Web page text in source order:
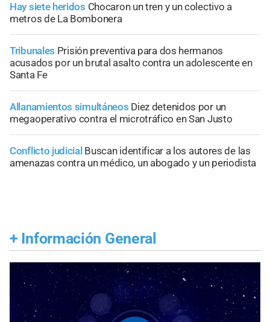
Hay siete heridos Chocaron un tren y un colectivo a
metros de La Bombonera
Tribunales Prisión preventiva para dos hermanos
acusados por un brutal asalto contra un adolescente en
Santa Fe
Allanamientos simultáneos Diez detenidos por un
megaoperativo contra el microtráfico en San Justo
Conflicto judicial Buscan identificar a los autores de las
amenazas contra un médico, un abogado y un periodista
+ Información General